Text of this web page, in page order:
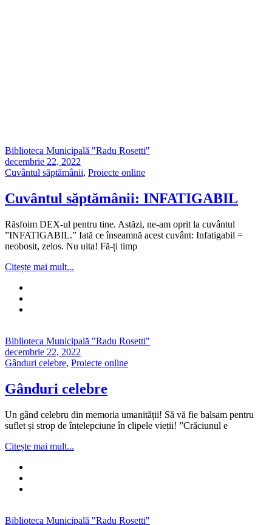
Biblioteca Municipală "Radu Rosetti"
decembrie 22, 2022
Cuvântul săptămânii, Proiecte online
Cuvântul săptămânii: INFATIGABIL
Răsfoim DEX-ul pentru tine. Astăzi, ne-am oprit la cuvântul
”INFATIGABIL.” Iată ce înseamnă acest cuvânt: Infatigabil =
neobosit, zelos. Nu uita! Fă-ți timp
Citește mai mult...
Biblioteca Municipală "Radu Rosetti"
decembrie 22, 2022
Gânduri celebre, Proiecte online
Gânduri celebre
Un gând celebru din memoria umanității! Să vă fie balsam pentru
suflet și strop de înțelepciune în clipele vieții! ”Crăciunul e
Citește mai mult...
Biblioteca Municipală "Radu Rosetti"